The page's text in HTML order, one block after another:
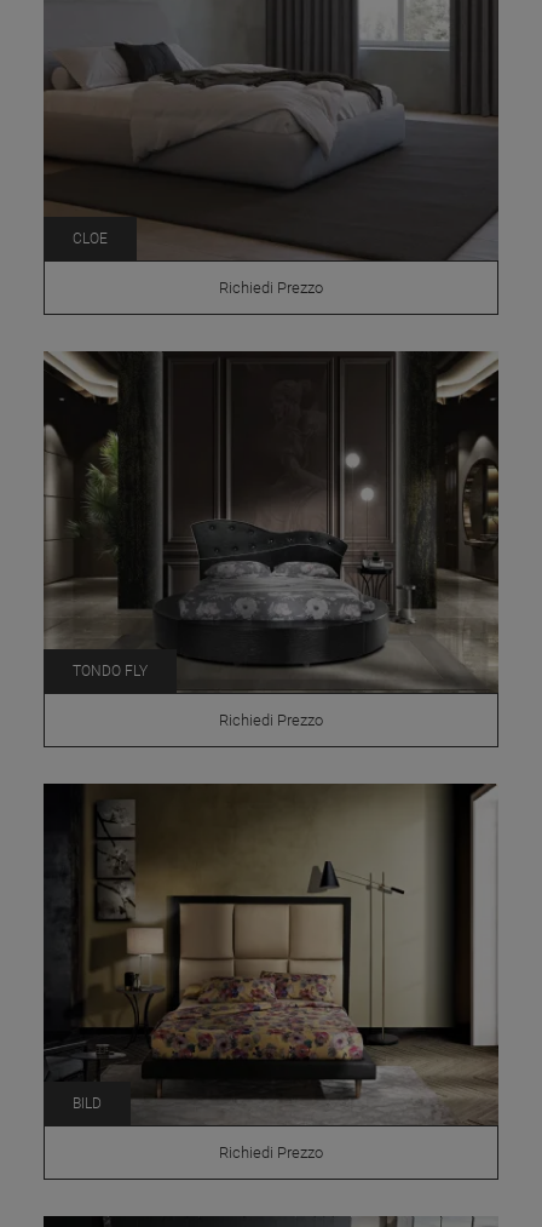
CLOE
Richiedi Prezzo
TONDO FLY
Richiedi Prezzo
BILD
Richiedi Prezzo